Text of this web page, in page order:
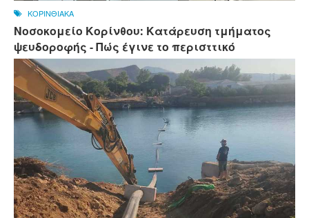
ΚΟΡΙΝΘΙΑΚΑ
Νοσοκομείο Κορίνθου: Κατάρευση τμήματος
ψευδοροφής - Πώς έγινε το περισττικό